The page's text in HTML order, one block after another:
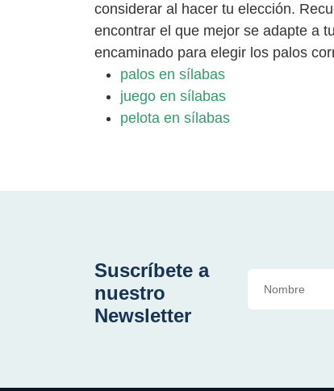
considerar al hacer tu elección.
encontrar el que mejor se adapte a
encaminado para elegir los palos
palos en sílabas
juego en sílabas
pelota en sílabas
Suscríbete a
nuestro
Newsletter